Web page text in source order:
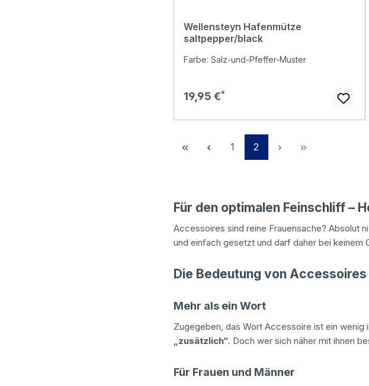
Wellensteyn Hafenmütze
saltpepper/black
Farbe: Salz-und-Pfeffer-Muster
Regulärer Preis:
19,95 €
Seite
1 Seite
2
Für den optimalen Feinschliff –
Accessoires sind reine Frauensache? Absolut
und einfach gesetzt und darf daher bei keinem
Die Bedeutung von Accessoires
Mehr als ein Wort
Zugegeben, das Wort Accessoire ist ein
„zusätzlich“. Doch wer sich näher mit ihnen
Für Frauen und Männer